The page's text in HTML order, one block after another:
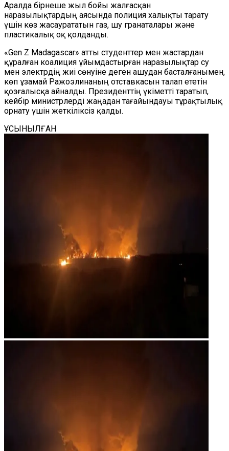
Аралда бірнеше жыл бойы жалғасқан
наразылықтардың аясында полиция халықты тарату
үшін көз жасаурататын газ, шу гранаталары және
пластикалық оқ қолданды.
«Gen Z Madagascar» атты студенттер мен жастардан
құралған коалиция ұйымдастырған наразылықтар су
мен электрдің жиі сөнуіне деген ашудан басталғанымен,
көп ұзамай Ражоэлинаның отставкасын талап ететін
қозғалысқа айналды. Президенттің үкіметті таратып,
кейбір министрлерді жаңадан тағайындауы тұрақтылық
орнату үшін жеткіліксіз қалды.
ҰСЫНЫЛҒАН